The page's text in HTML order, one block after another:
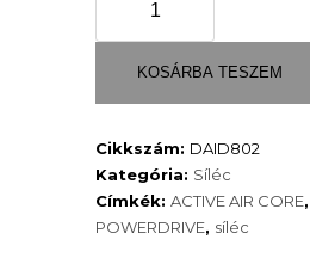
(XPRESS
kötéssel)KOSÁRBA TESZEM
Cikkszám: DAID802
Kategória: Síléc
Címkék: ACTIVE AIR CORE,
POWERDRIVE, síléc